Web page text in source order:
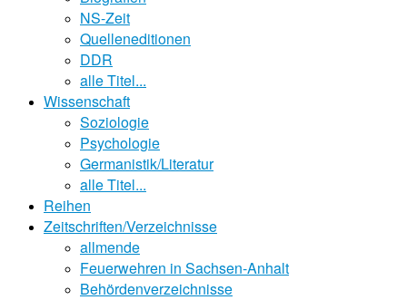
NS-Zeit
Quelleneditionen
DDR
alle Titel...
Wissenschaft
Soziologie
Psychologie
Germanistik/Literatur
alle Titel...
Reihen
Zeitschriften/Verzeichnisse
allmende
Feuerwehren in Sachsen-Anhalt
Behördenverzeichnisse